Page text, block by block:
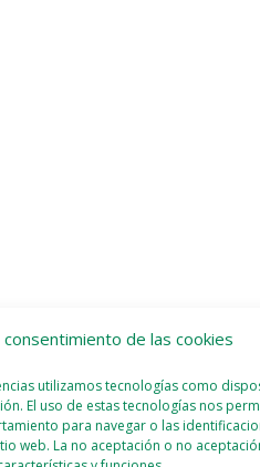
de las cookies
utilizamos tecnologías como
El uso de estas tecnologías nos
para navegar o las
web. La no aceptación o no